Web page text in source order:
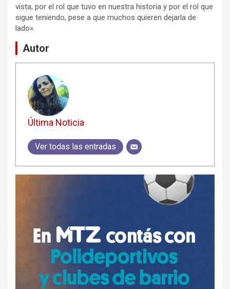
vista, por el rol que tuvo en nuestra historia y por el rol que
sigue teniendo, pese a que muchos quieren dejarla de
lado».
Autor
Última Noticia
Ver todas las entradas